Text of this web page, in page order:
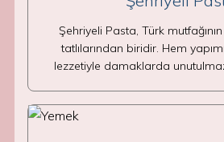
Şehriyeli Pasta, Türk
tatlılarından biridir. Hem
lezzetiyle damaklarda